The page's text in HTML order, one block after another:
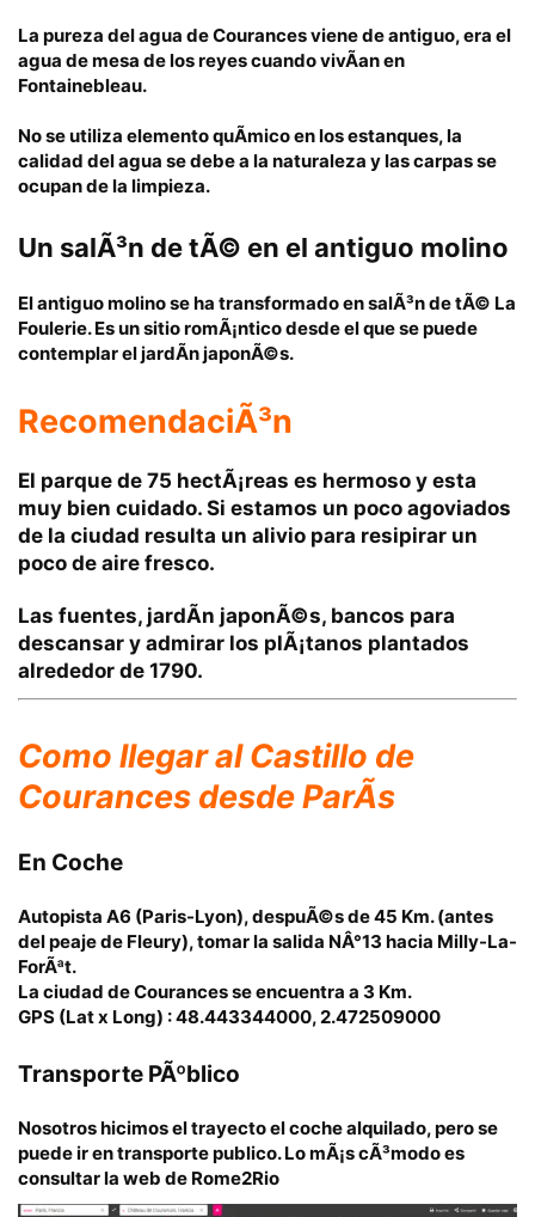
La pureza del agua de Courances viene de antiguo, era el
agua de mesa de los reyes cuando vivÃ­an en
Fontainebleau.
No se utiliza elemento quÃ­mico en los estanques, la
calidad del agua se debe a la naturaleza y las carpas se
ocupan de la limpieza.
Un salÃ³n de tÃ© en el antiguo molino
El antiguo molino se ha transformado en salÃ³n de tÃ© La
Foulerie. Es un sitio romÃ¡ntico desde el que se puede
contemplar el jardÃ­n japonÃ©s.
RecomendaciÃ³n
El parque de 75 hectÃ¡reas es hermoso y esta
muy bien cuidado. Si estamos un poco agoviados
de la ciudad resulta un alivio para resipirar un
poco de aire fresco.
Las fuentes, jardÃ­n japonÃ©s, bancos para
descansar y admirar los plÃ¡tanos plantados
alrededor de 1790.
Como llegaral Castillo de
Courances desde ParÃ­s
En Coche
Autopista A6 (Paris-Lyon), despuÃ©s de 45 Km. (antes
del peaje de Fleury), tomar la salida NÂ°13 hacia Milly-La-
ForÃªt.
La ciudad de Courances se encuentra a 3 Km.
GPS (Lat x Long) : 48.443344000, 2.472509000
Transporte PÃºblico
Nosotros hicimos el trayecto el coche alquilado, pero se
puede ir en transporte publico. Lo mÃ¡s cÃ³modo es
consultar la web de Rome2Rio